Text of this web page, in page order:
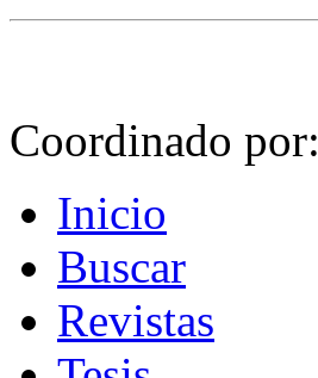
Coordinado por:
Inicio
Buscar
Revistas